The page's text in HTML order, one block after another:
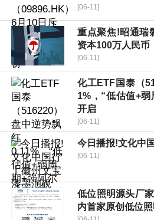
[06-11]
重点聚焦!昭通瑞
资本100万人民币
[06-11]
化工ETF国泰（
1%，“低估值+弱
开启
[06-11]
今日播报!文化中
[06-11]
低位照明源头厂
内首家原创低位